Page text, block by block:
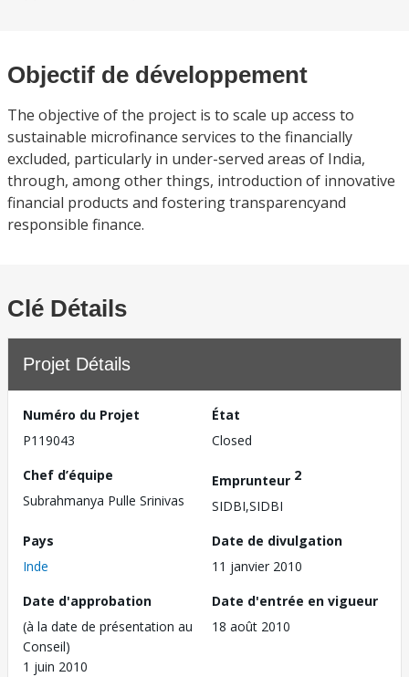
Objectif de développement
The objective of the project is to scale up access to
sustainable microfinance services to the financially
excluded, particularly in under-served areas of India,
through, among other things, introduction of innovative
financial products and fostering transparencyand
responsible finance.
Clé Détails
Projet Détails
Numéro du Projet
P119043
État
Closed
Chef d’équipe
Subrahmanya Pulle Srinivas
Emprunteur 2
SIDBI,SIDBI
Pays
Inde
Date de divulgation
11 janvier 2010
Date d'approbation
(à la date de présentation au
Conseil)
1 juin 2010
Date d'entrée en vigueur
18 août 2010